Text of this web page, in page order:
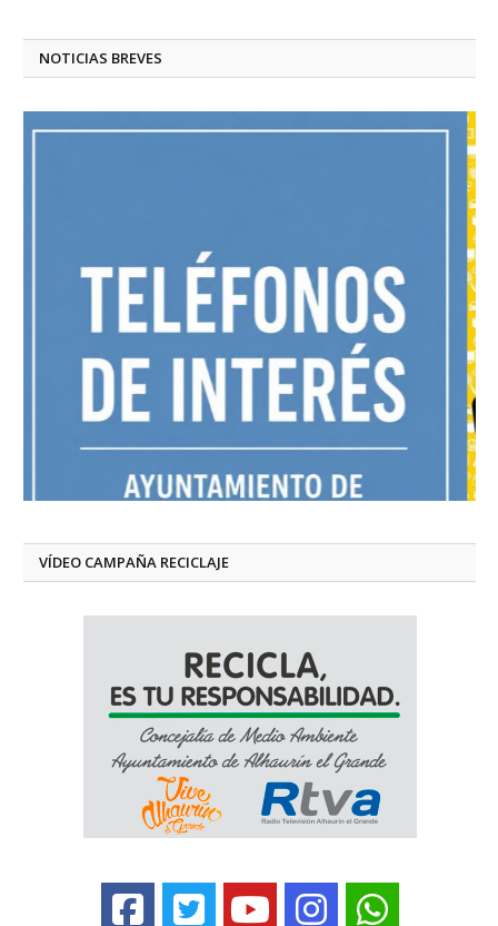
NOTICIAS BREVES
VÍDEO CAMPAÑA RECICLAJE